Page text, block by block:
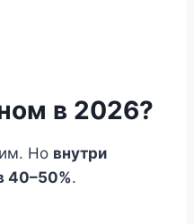
в 2026?
Но внутри
40–50%.